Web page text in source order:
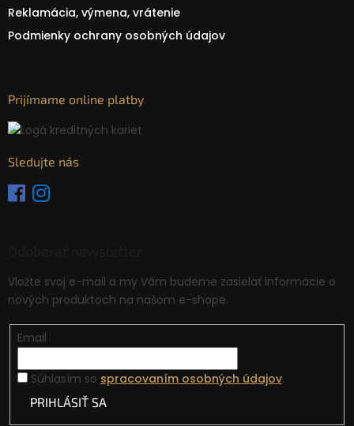
Reklamácia, výmena, vrátenie
Podmienky ochrany osobných údajov
Prijímame online platby
Sledujte nás
Vložte svoj e-mail a my Vám budeme zasielať informácie o
nových produktoch na našom e-shope.
Email
Súhlasím so spracovaním osobných údajov.
PRIHLÁSIŤ SA